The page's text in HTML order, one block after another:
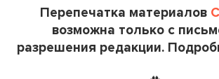
Перепечатка материалов
возможна только с
разрешения редакции.